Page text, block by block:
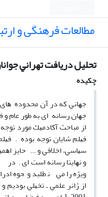
مطالعات فرهنگی و
تحلیل درﻳﺎﻓﺖ ﺗﻬﺮاﻧﻲ
چکیده
ﺟﻬﺎﻧﻲ ﻛﻪ در آن ﻣﺤﺪوده
ﺟﻬﺎن رﺳﺎﻧﻪ ای ﺑﻪ ﻃﻮر ﻋﺎم و
از ﻣﺒﺎﺣﺚ آﻛﺎدﻣﻴﻚ ﻣﻮرد
ﻓﻴﻠﻢ ﺷﺎﻳﺎن ﺗﻮﺟﻪ ﺑﻮده .
ﺳﻴﺎﺳﻲ، اﺧﻼﻗﻲ و ... ﺣﺎﻳﺰ
و ﻧﻬﺎﻳﺘﺎ رﺳﺎﻧﻪ اﺳﺖ ای . در
وﻳﮋه را ﻣﻲ ﻧ ﻃﻠﺒﺪ و ﺤﻮه
از ژاﻧﺮ ﻋﻠﻤﻲ ـ ﺗﺨﻴﻠﻲ